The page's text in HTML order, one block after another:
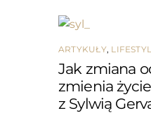
ARTYKUŁY,
Jak zmiana
zmienia
z Sylwią